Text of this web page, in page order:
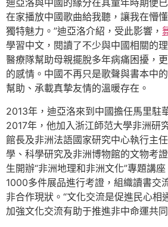
迪亞洛與中國的緣分在其童年時期便
在家播放中國歌曲給我聽，讓我在懵
獨特魅力。”迪亞洛介紹，受此影響，
學習中文，閱讀了不少與中國相關的
醫療隊幫助母親擺脫多年病痛困擾，
的感情。中國不再只是歌聲與書本中
幫助、承載真摯友情的溫暖存在。
2013年，迪亞洛來到中國擔任馬里駐
2017年，他加入浙江師范大學非洲研
館長及非洲法語國家研究中心執行主
學、科學研究及非洲博物館的文物考
生開辦“非洲地理和非洲文化”專題講
1000多件展品進行考證，組織讀書交
非合作現狀。“文化交流是促進民心相
加強文化交流有助于推進非中命運共